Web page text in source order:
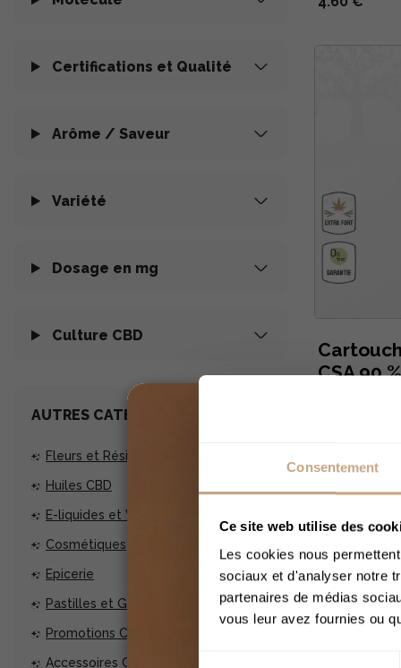
Consentement
Ce site web utilise des
Les cookies nous
sociaux et d'analyser notre
partenaires de médias
vous leur avez fournies ou
Certifications et Qualité
Arôme / Saveur
Variété
Dosage en mg
Culture CBD
AUTRES CATÉGORIES
Fleurs et Résines CBD
Huiles CBD
E-liquides et Vaporisateurs CBD
Cosmétiques
Epicerie
Pastilles et Gélules CBD
Promotions CBD
Accessoires CBD
CSA 90